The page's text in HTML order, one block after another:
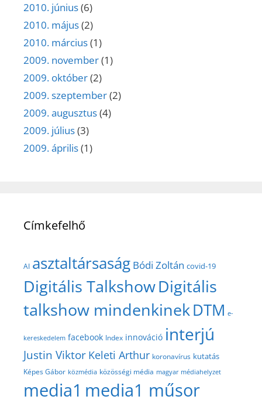
2010. június(6)
2010. május(2)
2010. március(1)
2009. november(1)
2009. október(2)
2009. szeptember(2)
2009. augusztus(4)
2009. július(3)
2009. április(1)
Címkefelhő
AI asztaltársaság Bódi Zoltán covid-19
Digitális TalkshowDigitális
talkshow mindenkinekDTM e-
kereskedelem facebook Index innováció interjú
Justin Viktor Keleti Arthur koronavírus kutatás
Képes Gábor közmédia közösségi média magyar médiahelyzet
media1 media1 műsor